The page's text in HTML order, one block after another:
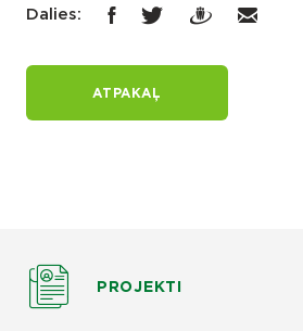
Dalies:
ATPAKAĻ
PROJEKTI